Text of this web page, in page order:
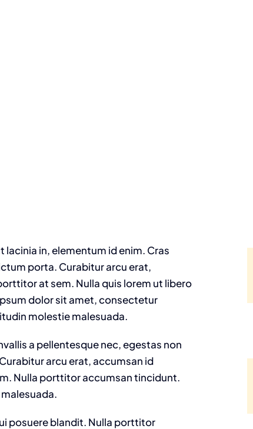
lacinia in, elementum id enim. Cras
porta. Curabitur arcu erat,
at sem. Nulla quis lorem ut libero
dolor sit amet, consectetur
molestie malesuada.
a pellentesque nec, egestas non
arcu erat, accumsan id
Nulla porttitor accumsan tincidunt.
posuere blandit. Nulla porttitor